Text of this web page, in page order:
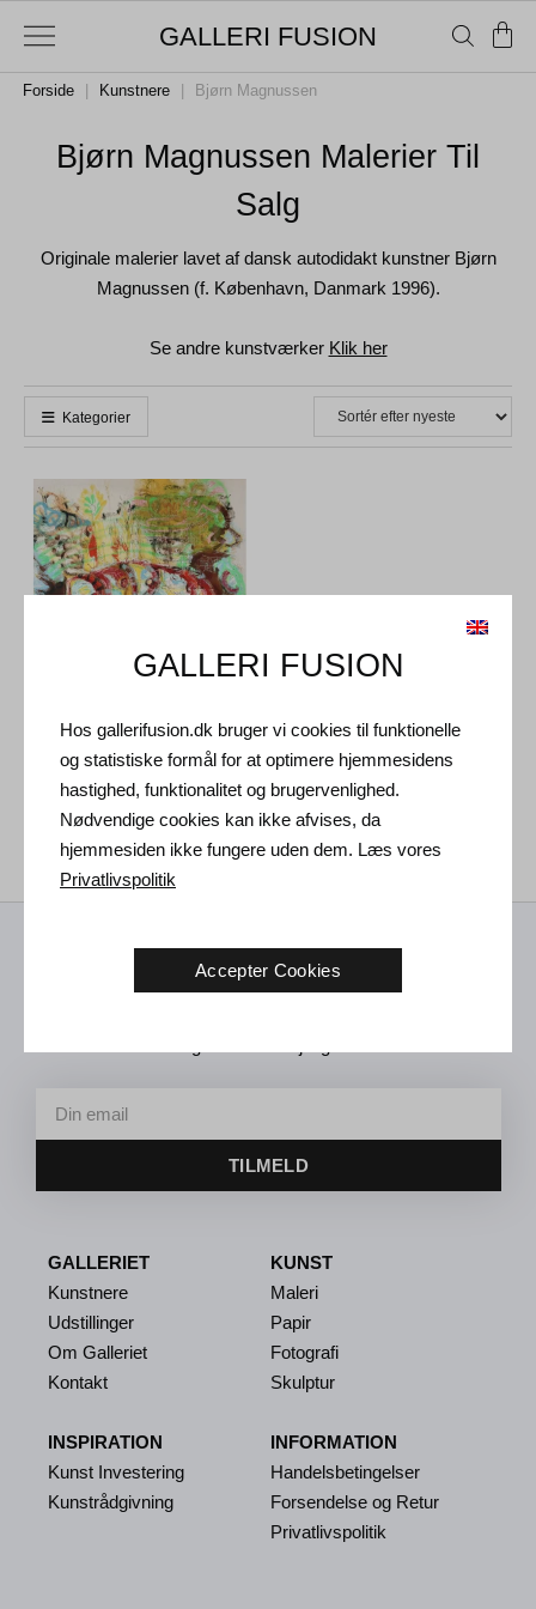
GALLERI FUSION
Forside Kunstnere Bjørn Magnussen
Bjørn Magnussen Malerier Til
Salg
Originale malerier lavet af dansk autodidakt kunstner Bjørn
Magnussen (f. København, Danmark 1996).
Se andre kunstværker Klik her
Kategorier
Bjørn Magnussen. Gravid
med diagnoser, 2020.
170 x 150 cm
55.000DKK
Modtag nyheder fra os
TILMELD
GALLERIET
Kunstnere
Udstillinger
Om Galleriet
Kontakt
INSPIRATION
Kunst Investering
Kunstrådgivning
KUNST
Maleri
Papir
Fotografi
Skulptur
INFORMATION
Handelsbetingelser
Forsendelse og Retur
Privatlivspolitik
GALLERI FUSION
Hos gallerifusion.dk bruger vi cookies til funktionelle
og statistiske formål for at optimere hjemmesidens
hastighed, funktionalitet og brugervenlighed.
Nødvendige cookies kan ikke afvises, da
hjemmesiden ikke fungere uden dem. Læs vores
Privatlivspolitik
Accepter Cookies